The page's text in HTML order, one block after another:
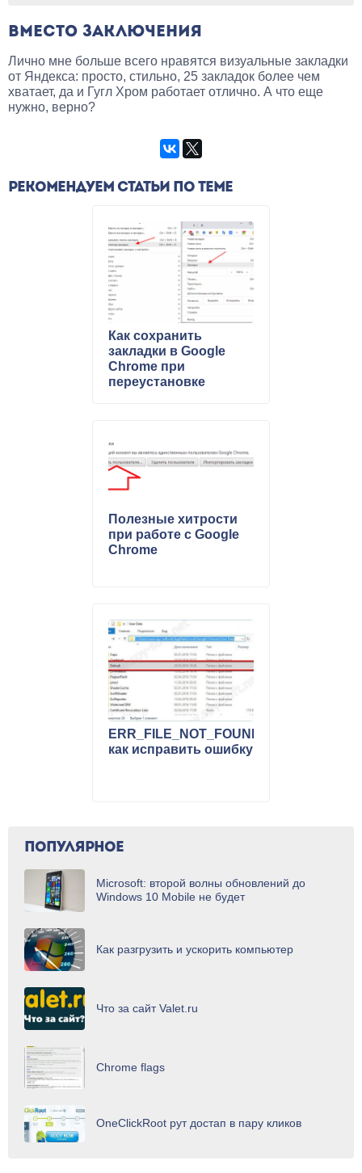
ВМЕСТО ЗАКЛЮЧЕНИЯ
Лично мне больше всего нравятся визуальные закладки
от Яндекса: просто, стильно, 25 закладок более чем
хватает, да и Гугл Хром работает отлично. А что еще
нужно, верно?
РЕКОМЕНДУЕМ СТАТЬИ ПО ТЕМЕ
Как сохранить
закладки в Google
Chrome при
переустановке
Полезные хитрости
при работе с Google
Chrome
ERR_FILE_NOT_FOUND
как исправить ошибку
ПОПУЛЯРНОЕ
Microsoft: второй волны обновлений до
Windows 10 Mobile не будет
Как разгрузить и ускорить компьютер
Что за сайт Valet.ru
Chrome flags
OneClickRoot рут достап в пару кликов